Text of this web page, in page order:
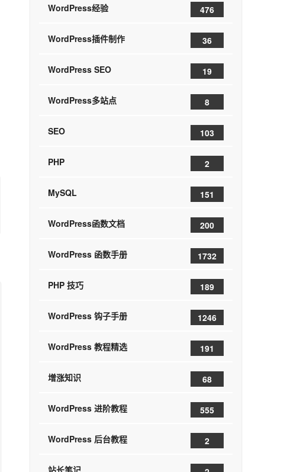
WordPress经验 476
WordPress插件制作 36
WordPress SEO 19
WordPress多站点 8
SEO 103
PHP 2
MySQL 151
WordPress函数文档 200
WordPress 函数手册 1732
PHP 技巧 189
WordPress 钩子手册 1246
WordPress 教程精选 191
增涨知识 68
WordPress 进阶教程 555
WordPress 后台教程 2
站长笔记